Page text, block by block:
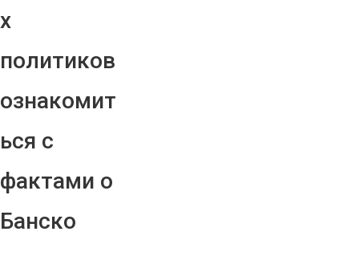
х
политиков
ознакомит
ься с
фактами о
Банско